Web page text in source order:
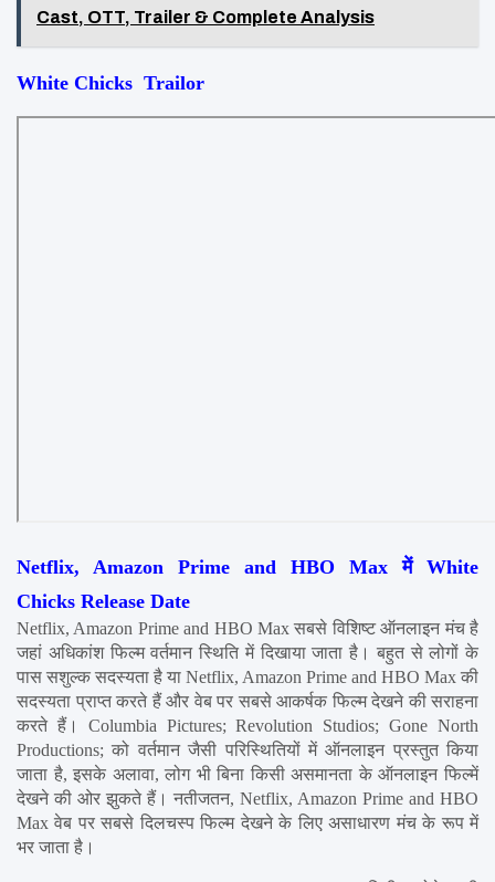
Cast, OTT, Trailer & Complete Analysis
White Chicks  Trailor
Netflix, Amazon Prime and HBO Max में White
Chicks Release Date
Netflix, Amazon Prime and HBO Max सबसे विशिष्ट ऑनलाइन मंच है
जहां अधिकांश फिल्म वर्तमान स्थिति में दिखाया जाता है। बहुत से लोगों के
पास सशुल्क सदस्यता है या Netflix, Amazon Prime and HBO Max की
सदस्यता प्राप्त करते हैं और वेब पर सबसे आकर्षक फिल्म देखने की सराहना
करते हैं। Columbia Pictures; Revolution Studios; Gone North
Productions; को वर्तमान जैसी परिस्थितियों में ऑनलाइन प्रस्तुत किया
जाता है, इसके अलावा, लोग भी बिना किसी असमानता के ऑनलाइन फिल्में
देखने की ओर झुकते हैं। नतीजतन, Netflix, Amazon Prime and HBO
Max वेब पर सबसे दिलचस्प फिल्म देखने के लिए असाधारण मंच के रूप में
भर जाता है।